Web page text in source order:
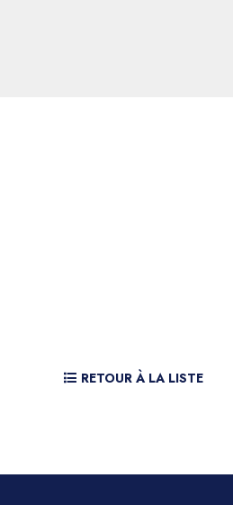
RETOUR À LA LISTE